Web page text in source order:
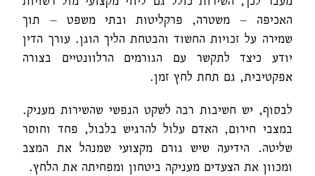
האכיפה – משטרה, פרקליטות ובתי משפט – תוך
שמירה על זכויות החשוד והבטחת הליך הוגן. עורך הדין
יודע כיצד לתקשר עם הגורמים הרלוונטיים בצורה
אפקטיבית, גם תחת לחץ זמן.
לבסוף, יש חשיבות רבה לשקט הנפשי שהשירות מעניק.
במצבי חירום, האדם עלול להרגיש בלבול, פחד וחוסר
שליטה. הידיעה שיש גורם מקצועי שמנהל את המצב
ומכוון את הצעדים מעניקה ביטחון ומפחיתה את הלחץ.